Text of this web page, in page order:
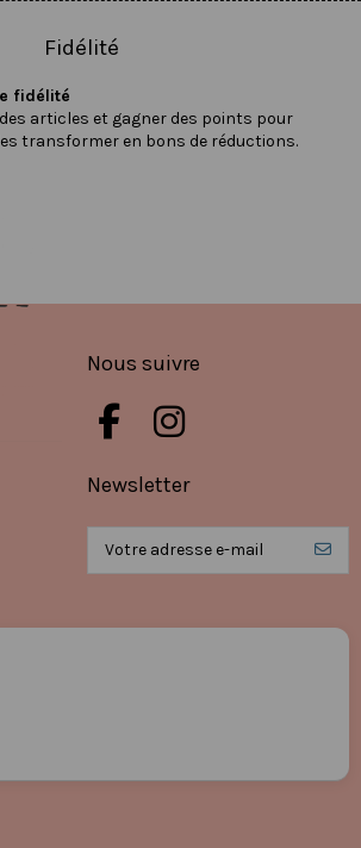
Fidélité
fidélité
articles et gagner des points pour
transformer en bons de réductions.
Nous suivre
Newsletter